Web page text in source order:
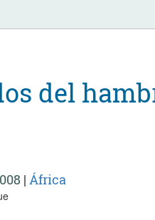
del
| África